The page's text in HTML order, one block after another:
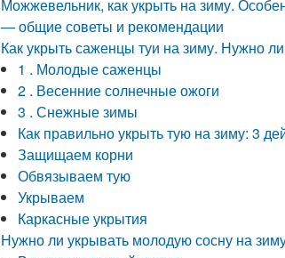
Можжевельник, как укрыть на зиму.
— общие советы и рекомендации
Как укрыть саженцы туи на зиму. Нужно
1 . Молодые саженцы
2 . Весенние солнечные ожоги
3 . Снежные зимы
Как правильно укрыть тую на зиму: 3
Защищаем корни
Обвязываем тую
Укрываем
Каркасные укрытия
Нужно ли укрывать молодую сосну на